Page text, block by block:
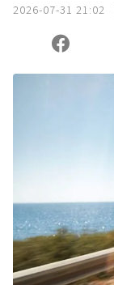
2026-07-31 21:02